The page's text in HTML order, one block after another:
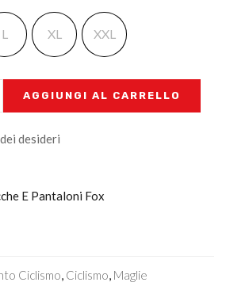
L XL XXL
AGGIUNGI AL CARRELLO
desideri
E Pantaloni Fox
Ciclismo, Ciclismo, Maglie